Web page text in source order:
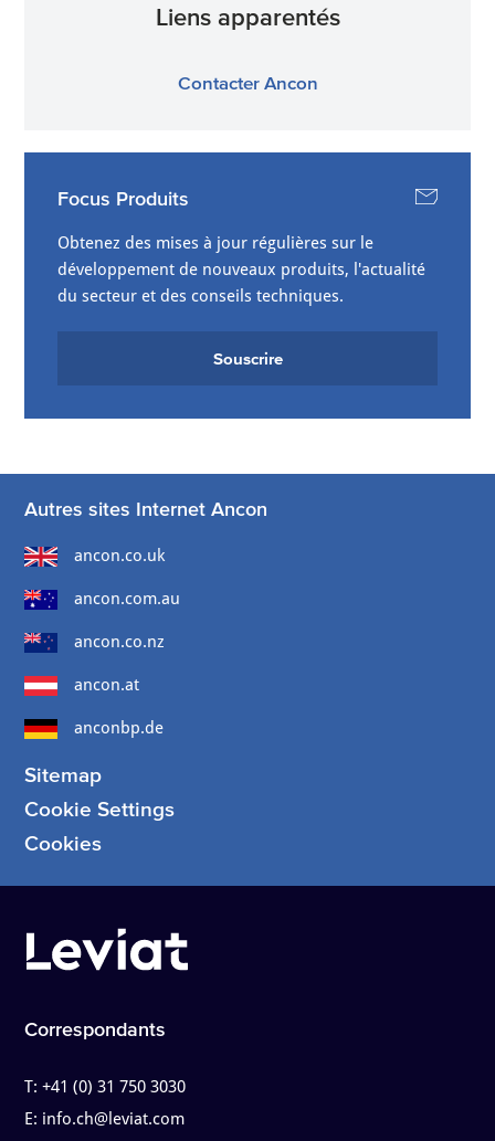
Liens apparentés
Contacter Ancon
Focus Produits
Obtenez des mises à jour régulières sur le
développement de nouveaux produits, l'actualité
du secteur et des conseils techniques.
Souscrire
Autres sites Internet Ancon
ancon.co.uk
ancon.com.au
ancon.co.nz
ancon.at
anconbp.de
Sitemap
Cookie Settings
Cookies
Correspondants
T:+41 (0) 31 750 3030
E: info.ch@leviat.com